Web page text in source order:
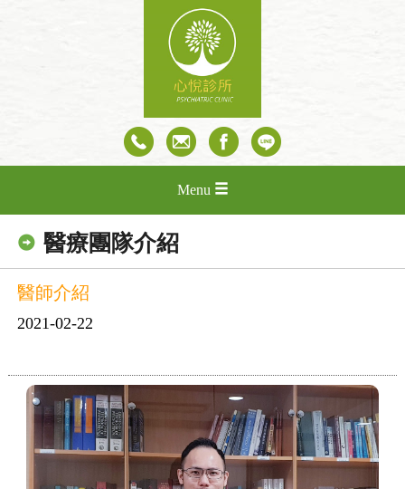
Menu
醫療團隊介紹
醫師介紹
2021-02-22